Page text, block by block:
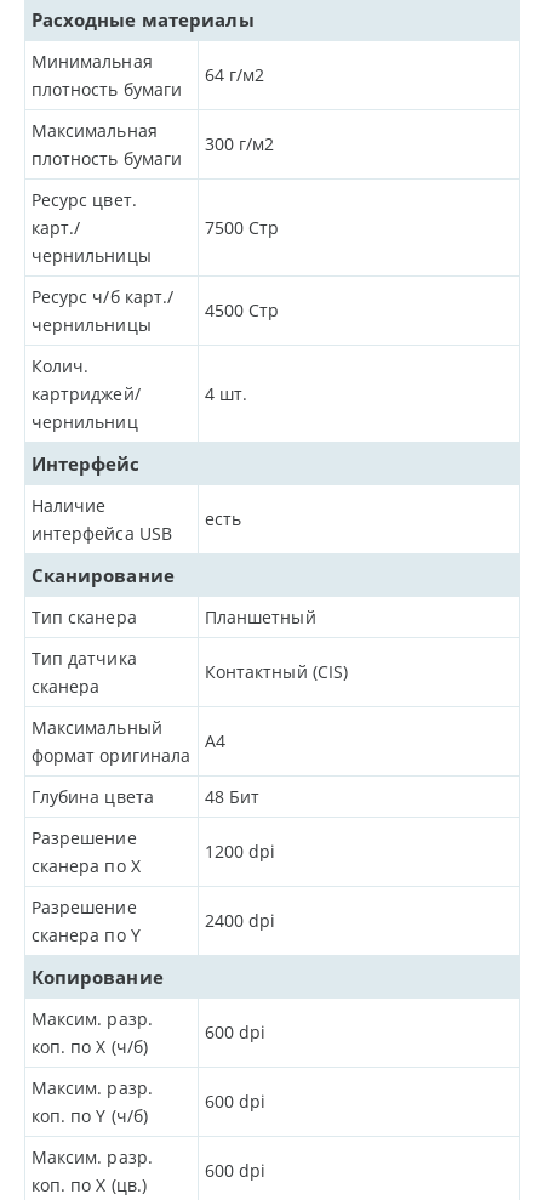
Расходные материалы
Минимальная
плотность бумаги
64 г/м2
Максимальная
плотность бумаги
300 г/м2
Ресурс цвет.
карт./
чернильницы
7500 Стр
Ресурс ч/б карт./
чернильницы
4500 Стр
Колич.
картриджей/
чернильниц
4 шт.
Интерфейс
Наличие
интерфейса USB
есть
Сканирование
Тип сканера
Планшетный
Тип датчика
сканера
Контактный (CIS)
Максимальный
формат оригинала
A4
Глубина цвета 48 Бит
Разрешение
сканера по Х
1200dpi
Разрешение
сканера по Y
2400dpi
Копирование
Максим. разр.
коп. по X (ч/б)
600 dpi
Максим. разр.
коп. по Y (ч/б)
600 dpi
Максим. разр.
коп. по X (цв.)
600 dpi